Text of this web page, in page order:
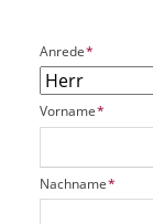
k
P
t
z
h
P
f
l
i
c
t
f
Anrede*
P
f
i
c
Vorname*
P
f
Nachname*